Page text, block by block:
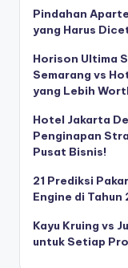
Pindahan
yang Harus
Horison Ultima
Semarang vs
yang Lebih
Hotel Jakarta
Penginapan
Pusat Bisnis!
21 Prediksi
Engine di Tahun
Kayu Kruing vs
untuk Setiap